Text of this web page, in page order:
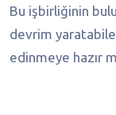
Bu işbirliğinin
devrim
edinmeye hazır